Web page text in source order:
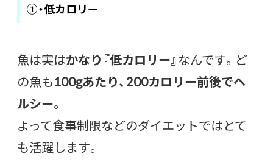
①・低カロリー
魚は実はかなり『低カロリー』 なんです。ど
の魚も100gあたり、200カロリー前後でヘ
ルシー。
よって食事制限などのダイエットではとて
も活躍します。